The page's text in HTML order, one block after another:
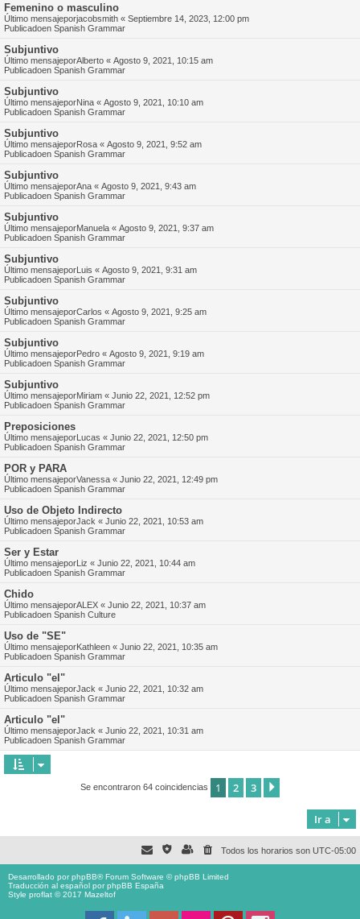
Femenino o masculino
Último mensajeporjacobsmith « Septiembre 14, 2023, 12:00 pm
Publicadoen Spanish Grammar
Subjuntivo
Último mensajeporAlberto « Agosto 9, 2021, 10:15 am
Publicadoen Spanish Grammar
Subjuntivo
Último mensajeporNina « Agosto 9, 2021, 10:10 am
Publicadoen Spanish Grammar
Subjuntivo
Último mensajeporRosa « Agosto 9, 2021, 9:52 am
Publicadoen Spanish Grammar
Subjuntivo
Último mensajeporAna « Agosto 9, 2021, 9:43 am
Publicadoen Spanish Grammar
Subjuntivo
Último mensajeporManuela « Agosto 9, 2021, 9:37 am
Publicadoen Spanish Grammar
Subjuntivo
Último mensajeporLuis « Agosto 9, 2021, 9:31 am
Publicadoen Spanish Grammar
Subjuntivo
Último mensajeporCarlos « Agosto 9, 2021, 9:25 am
Publicadoen Spanish Grammar
Subjuntivo
Último mensajeporPedro « Agosto 9, 2021, 9:19 am
Publicadoen Spanish Grammar
Subjuntivo
Último mensajeporMiriam « Junio 22, 2021, 12:52 pm
Publicadoen Spanish Grammar
Preposiciones
Último mensajeporLucas « Junio 22, 2021, 12:50 pm
Publicadoen Spanish Grammar
POR y PARA
Último mensajeporVanessa « Junio 22, 2021, 12:49 pm
Publicadoen Spanish Grammar
Uso de Objeto Indirecto
Último mensajeporJack « Junio 22, 2021, 10:53 am
Publicadoen Spanish Grammar
Ser y Estar
Último mensajeporLiz « Junio 22, 2021, 10:44 am
Publicadoen Spanish Grammar
Chido
Último mensajeporALEX « Junio 22, 2021, 10:37 am
Publicadoen Spanish Culture
Uso de "SE"
Último mensajeporKathleen « Junio 22, 2021, 10:35 am
Publicadoen Spanish Grammar
Articulo "el"
Último mensajeporJack « Junio 22, 2021, 10:32 am
Publicadoen Spanish Grammar
Articulo "el"
Último mensajeporJack « Junio 22, 2021, 10:31 am
Publicadoen Spanish Grammar
Se encontraron 64 coincidencias 1 2 3
Ir a
Todos los horarios son UTC-05:00
Desarrollado porphpBB® Forum Software © phpBB Limited
Traducción al español porphpBB España
Style proflat © 2017 Mazeltof